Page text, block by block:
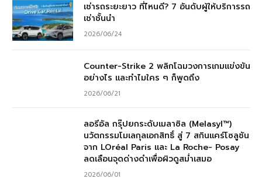
เช่ารถระยะยาว ที่ไหนดี? 7 อันดับผู้ให้บริการรถ
เช่าชั้นนำ
2026/06/24
Counter-Strike 2 พลิกโฉมวงการเกมแข่งขัน
อย่างไร และทำไมใคร ๆ ก็พูดถึง
2026/06/21
ลอรีอัล กรุ๊ปยกระดับเมลาซิล (Melasyl™)
นวัตกรรมโมเลกุลเอกสิทธิ์ สู่ 7 สกินแคร์โซลูชัน
จาก LOréal Paris และ La Roche- Posay
ลดเลือนจุดด่างดำเพื่อผิวดูสม่ำเสมอ
2026/06/01